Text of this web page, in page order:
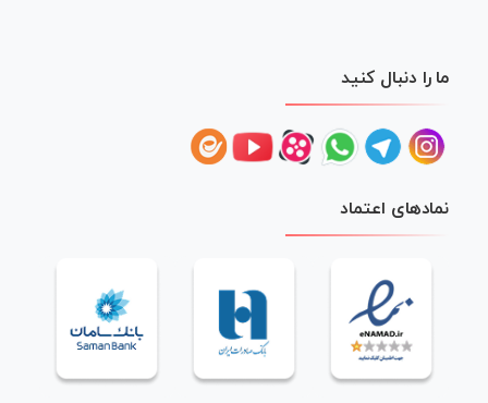
ما را دنبال کنید
نمادهای اعتماد